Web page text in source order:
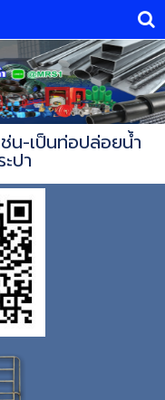
น-เป็นท่อปล่อยน้ำ
ปา